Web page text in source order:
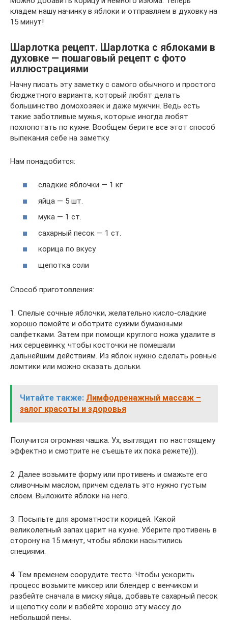
кладем нашу начинку в яблоки и отправляем в духовку на
15 минут!
Шарлотка рецепт. Шарлотка с яблоками в
духовке — пошаговый рецепт с фото
иллюстрациями
Начну писать эту заметку с самого обычного и простого
бюджетного варианта, который любят делать
большинство домохозяек и даже мужчин. Ведь есть
такие заботливые мужья, которые иногда любят
похлопотать по кухне. Вообщем берите все этот способ
выпекания себе на заметку.
Нам понадобится:
сладкие яблочки — 1 кг
яйца — 5 шт.
мука — 1 ст.
сахарный песок — 1 ст.
корица по вкусу
щепотка соли
Способ приготовления:
1. Спелые сочные яблочки, желательно кисло-сладкие
хорошо помойте и оботрите сухими бумажными
салфетками. Затем при помощи круглого ножа удалите в
них серцевинку, чтобы косточки не помешали
дальнейшим действиям. Из яблок нужно сделать ровные
ломтики или можно сказать дольки.
Читайте также: Лимфодренажный массаж –
залог красоты и здоровья
Получится огромная чашка. Ух, выглядит по настоящему
эффектно и смотрите не съешьте их пока режете))).
2. Далее возьмите форму или противень и смажьте его
сливочным маслом, причем сделать это нужно густым
слоем. Выложите яблоки на него.
3. Посыпьте для ароматности корицей. Какой
великолепный запах царит на кухне. Уберите противень в
сторону на 15 минут, чтобы яблоки насытились
специями.
4. Тем временем соорудите тесто. Чтобы ускорить
процесс возьмите миксер или блендер с венчиком и
разбейте сначала в миску яйца, добавьте сахарный песок
и щепотку соли и взбейте хорошо эту массу до
небольшой пены.